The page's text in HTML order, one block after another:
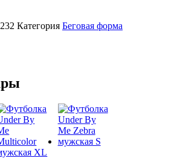
Категория Беговая форма